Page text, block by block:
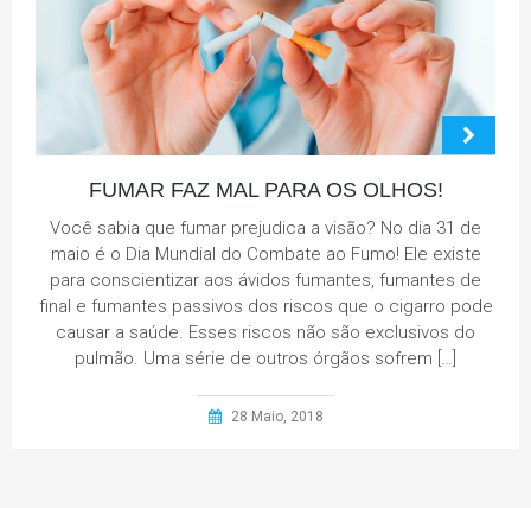
FUMAR FAZ MAL PARA OS OLHOS!
Você sabia que fumar prejudica a visão? No dia 31 de
maio é o Dia Mundial do Combate ao Fumo! Ele existe
para conscientizar aos ávidos fumantes, fumantes de
final e fumantes passivos dos riscos que o cigarro pode
causar a saúde. Esses riscos não são exclusivos do
pulmão. Uma série de outros órgãos sofrem […]
28 Maio, 2018